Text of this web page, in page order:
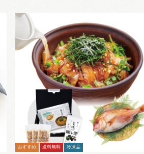
おすすめ 送料無料 冷凍品